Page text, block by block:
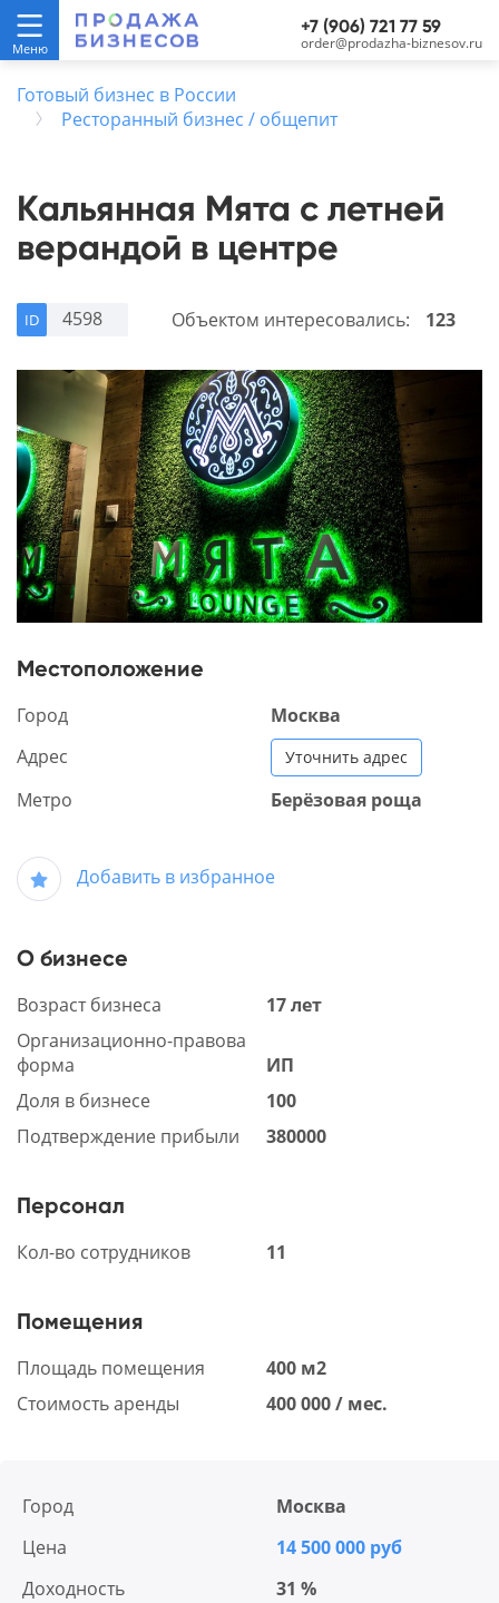
+7 (906) 721 77 59
order@prodazha-biznesov.ru
Готовый бизнес в России
Ресторанный бизнес / общепит
Кальянная Мята с летней
верандой в центре
ID 4598 Объектом интересовались: 123
Местоположение
Город
Москва
Адрес
Уточнить адрес
Метро Берёзовая роща
Добавить в избранное
О бизнесе
Возраст бизнеса
17 лет
Организационно-правова
форма
ИП
Доля в бизнесе
100
Подтверждение прибыли
380000
Персонал
Кол-во сотрудников 11
Помещения
Площадь помещения
400 м2
Стоимость аренды
400 000 / мес.
Город
Москва
Цена
14 500 000 руб
Доходность
31 %